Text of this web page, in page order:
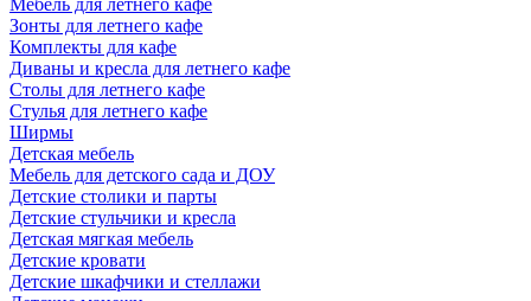
Мебель для летнего кафе
Зонты для летнего кафе
Комплекты для кафе
Диваны и кресла для летнего кафе
Столы для летнего кафе
Стулья для летнего кафе
Ширмы
Детская мебель
Мебель для детского сада и ДОУ
Детские столики и парты
Детские стульчики и кресла
Детская мягкая мебель
Детские кровати
Детские шкафчики и стеллажи